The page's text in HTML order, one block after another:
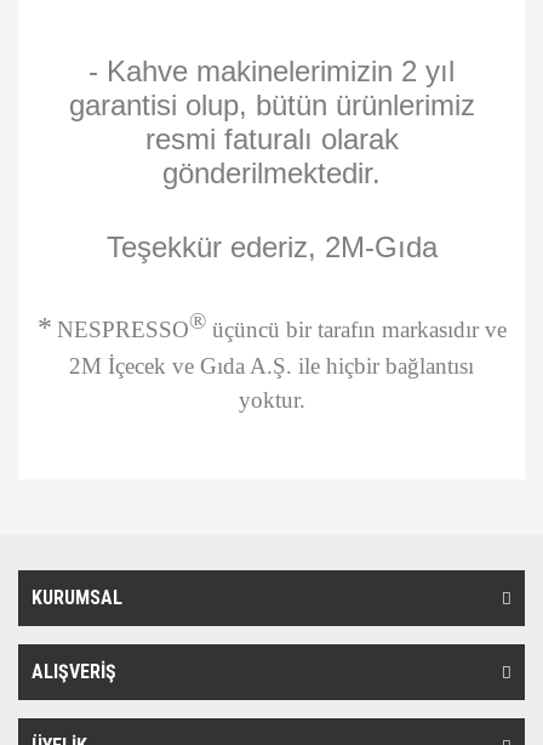
- Kahve makinelerimizin 2 yıl
garantisi olup, bütün ürünlerimiz
resmi faturalı olarak
gönderilmektedir.
Teşekkür ederiz, 2M-Gıda
* NESPRESSO®üçüncü bir tarafın markasıdır ve
2M İçecek ve Gıda A.Ş. ile hiçbir bağlantısı
yoktur.
Ürün bilgilerinde hatalar bulunuyor.
Ürün fiyatı diğer sitelerden daha pahalı.
KURUMSAL
ALIŞVERİŞ